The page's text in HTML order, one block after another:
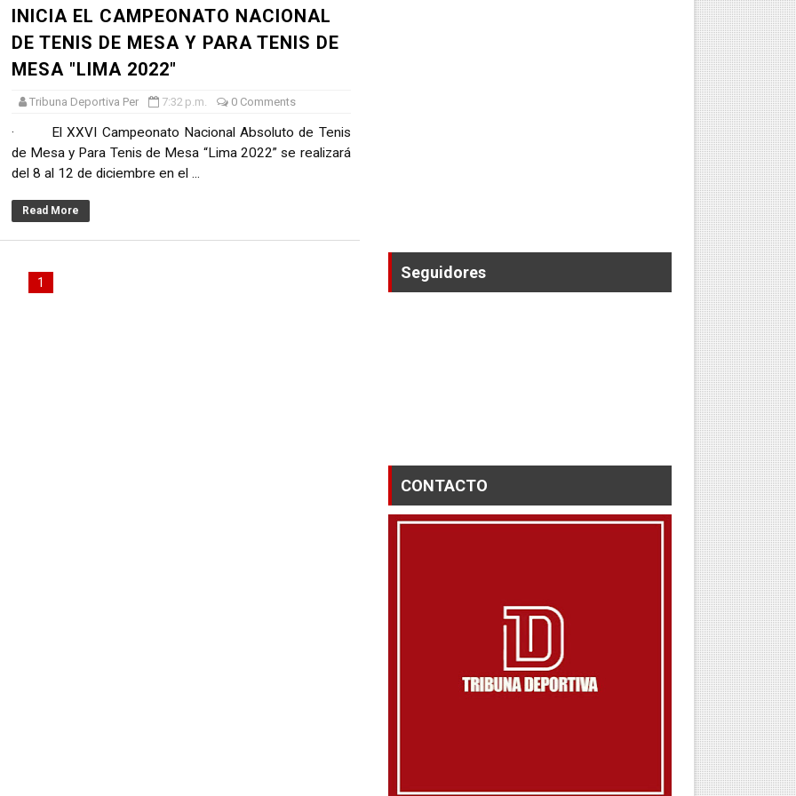
DEL RONEX 2025 SERÁ ESTE 30 DE NOVIEMBRE
la Primavera del Rally Mobil Perú
PRIMER GOLPE Y SUEÑA CON EL ASCENSO
Y NUEVO RÉCORD NACIONAL
MONTES, CASTRO Y RODRÍGUEZ SE IMPONEN EN LA ELECTRIZANTE SEGUNDA FECHA DEL RONEX
INICIA EL CAMPEONATO NACIONAL
DE TENIS DE MESA Y PARA TENIS DE
MESA "LIMA 2022"
Tribuna Deportiva Per 7:32 p.m. 0 Comments
· El XXVI Campeonato Nacional Absoluto de Tenis
de Mesa y Para Tenis de Mesa “Lima 2022” se realizará
del 8 al 12 de diciembre en el ...
Read More
1
Seguidores
CONTACTO